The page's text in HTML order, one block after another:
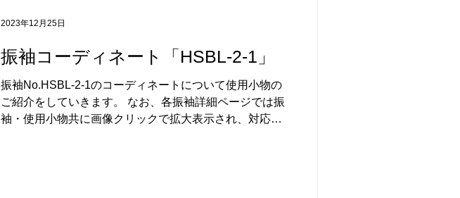
振袖コーディネート「HSBL-2-1」
振袖No.HSBL-2-1のコーディネートについて使用小物の
ご紹介をしていきます。 なお、各振袖詳細ページでは振
袖・使用小物共に画像クリックで拡大表示され、対応サ
2023年12月25日